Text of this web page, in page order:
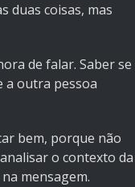
duas coisas, mas
de falar. Saber se
a outra pessoa
bem, porque não
o contexto da
mensagem.